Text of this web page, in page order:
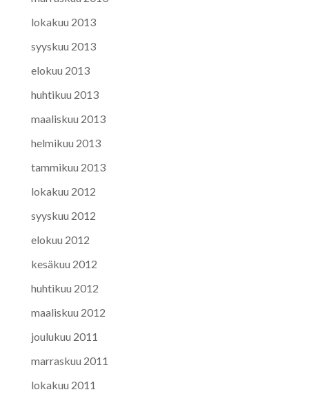
lokakuu 2013
syyskuu 2013
elokuu 2013
huhtikuu 2013
maaliskuu 2013
helmikuu 2013
tammikuu 2013
lokakuu 2012
syyskuu 2012
elokuu 2012
kesäkuu 2012
huhtikuu 2012
maaliskuu 2012
joulukuu 2011
marraskuu 2011
lokakuu 2011